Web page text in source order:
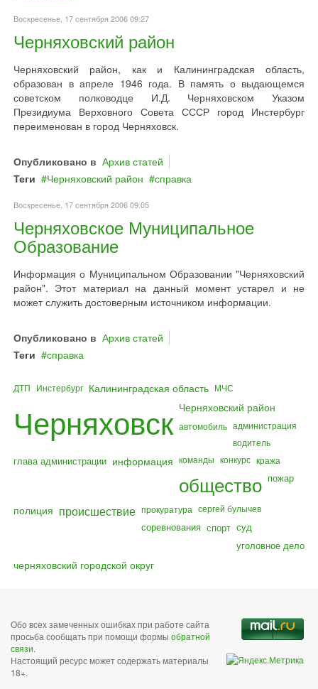
Воскресенье, 17 сентября 2006 09:27
Черняховский район
Черняховский район, как и Калининградская область,
образован в апреле 1946 года. В память о выдающемся
советском полководце И.Д. Черняховском Указом
Президиума Верховного Совета СССР город Инстербург
переименован в город Черняховск.
Опубликовано в Архив статей
Теги
Черняховский район справка
Воскресенье, 17 сентября 2006 09:05
Черняховское Муниципальное
Образование
Информация о Муниципальном Образовании "Черняховский
район". Этот материал на данный момент устарел и не
может служить достоверным источником информации.
Опубликовано в Архив статей
Теги
справка
ДТП Инстербург Калининградская область МЧС
Черняховск Черняховский район
автомобиль администрация
водитель
глава администрации информация команды конкурс кража
общество пожар
полиция происшествие прокуратура сергей булычев
соревнования спорт суд
уголовное дело
черняховский городской округ
Обо всех замеченных ошибках при работе сайта
просьба сообщать при помощи формы обратной
связи.
Настоящий ресурс может содержать материалы
18+.